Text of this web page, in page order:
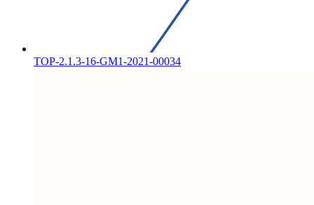
TOP-2.1.3-16-GM1-2021-00034